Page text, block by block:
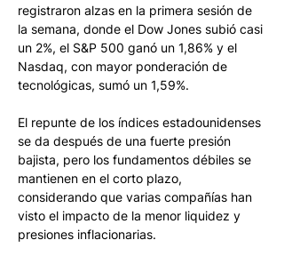
registraron alzas en la primera sesión de
la semana, donde el Dow Jones subió casi
un 2%, el S&P 500 ganó un 1,86% y el
Nasdaq, con mayor ponderación de
tecnológicas, sumó un 1,59%.
El repunte de los índices estadounidenses
se da después de una fuerte presión
bajista, pero los fundamentos débiles se
mantienen en el corto plazo,
considerando que varias compañías han
visto el impacto de la menor liquidez y
presiones inflacionarias.